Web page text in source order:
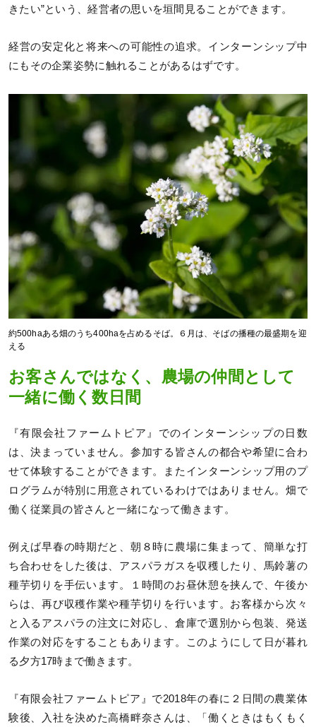
きたい”という、経営者の思いを垣間見ることができます。
経営の安定化と将来への可能性の追求。インターンシップ中
にもその企業姿勢に触れることがあるはずです。
約500haある畑のうち400haを占めるそば。６月は、そばの播種の最盛期を迎
える
お客さんではなく、農場の仲間として
一緒に働く数日間
『有限会社ファームトピア』でのインターンシップの日数
は、決まっていません。参加する皆さんの都合や希望に合わ
せて体験することができます。またインターンシップ用のプ
ログラムが特別に用意されているわけではありません。畑で
働く従業員の皆さんと一緒になって働きます。
例えば早春の時期だと、朝８時に農場に集まって、簡単な打
ち合わせをした後は、アスパラガスを収穫したり、馬鈴薯の
種芋切りを手伝います。１時間のお昼休憩を挟んで、午後か
らは、再び収穫作業や種芋切りを行います。お客様から次々
と入るアスパラの注文に対応し、倉庫で選別から包装、発送
作業の対応をすることもあります。このようにして日が暮れ
る夕方17時まで働きます。
『有限会社ファームトピア』で2018年の春に２日間の農業体
験後、入社を決めた高橋畔奈さんは、「働くときはもくもく